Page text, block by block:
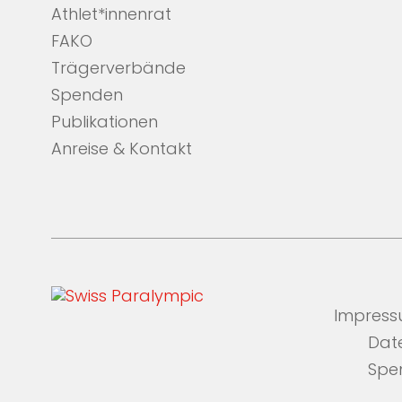
Athlet*innenrat
FAKO
Trägerverbände
Spenden
Publikationen
Anreise & Kontakt